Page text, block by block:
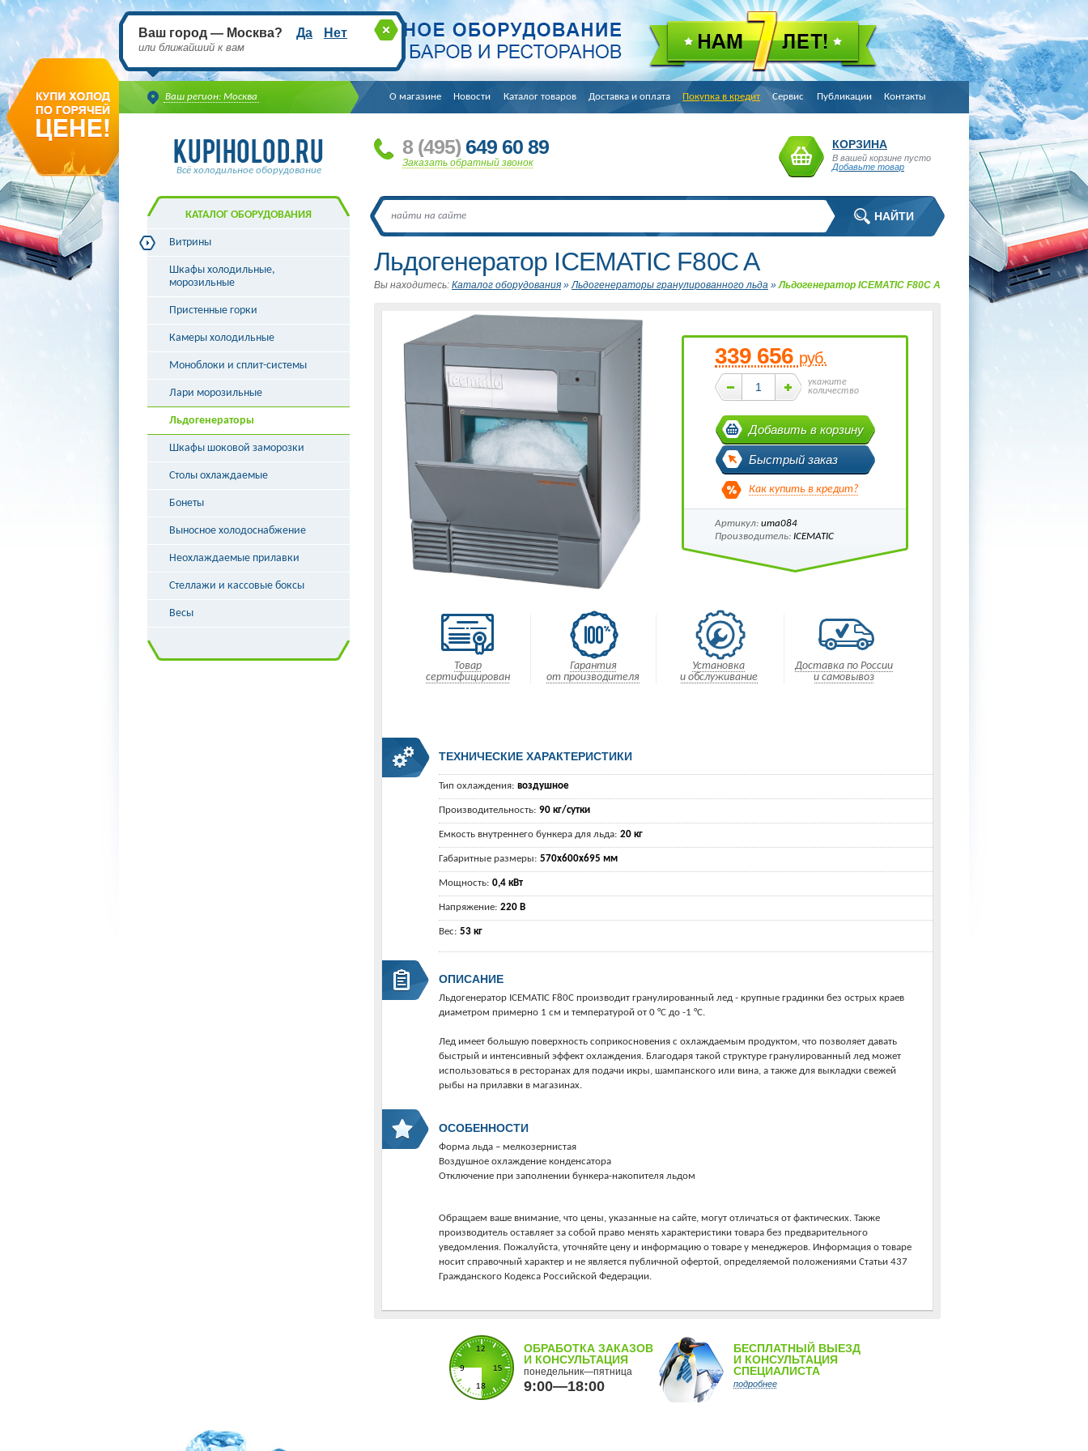
Ваш регион: Москва
Ваш город — Москва? Да Нет
или ближайший к вам
О магазине Новости Каталог товаров Доставка и оплата Покупка в кредит Сервис Публикации Контакты
Всё холодильное оборудование
8 (495) 649 60 89
Заказать обратный звонок
КОРЗИНА
В вашей корзине пусто
Добавьте товар
Льдогенератор ICEMATIC F80C A
Вы находитесь: Каталог оборудования »Льдогенераторы гранулированного льда »Льдогенератор ICEMATIC F80C A
339 656 руб.
укажите
количество
Добавить в корзину
Быстрый заказ
Как купить в кредит?
Артикул: ита084
Производитель: ICEMATIC
Товар
сертифицирован
Гарантия
от производителя
Установка
и обслуживание
Доставка по России
и самовывоз
ТЕХНИЧЕСКИЕ ХАРАКТЕРИСТИКИ
Тип охлаждения: воздушное
Производительность: 90 кг/сутки
Емкость внутреннего бункера для льда: 20 кг
Габаритные размеры: 570х600х695 мм
Мощность: 0,4 кВт
Напряжение: 220 В
Вес: 53 кг
ОПИСАНИЕ
Льдогенератор ICEMATIC F80С производит гранулированный лед - крупные градинки без острых краев
диаметром примерно 1 см и температурой от 0 °С до -1 °С.
Лед имеет большую поверхность соприкосновения с охлаждаемым продуктом, что позволяет давать
быстрый и интенсивный эффект охлаждения. Благодаря такой структуре гранулированный лед может
использоваться в ресторанах для подачи икры, шампанского или вина, а также для выкладки свежей
рыбы на прилавки в магазинах.
ОСОБЕННОСТИ
Форма льда – мелкозернистая
Воздушное охлаждение конденсатора
Отключение при заполнении бункера-накопителя льдом
Обращаем ваше внимание, что цены, указанные на сайте, могут отличаться от фактических. Также
производитель оставляет за собой право менять характеристики товара без предварительного
уведомления. Пожалуйста, уточняйте цену и информацию о товаре у менеджеров. Информация о товаре
носит справочный характер и не является публичной офертой, определяемой положениями Статьи 437
Гражданского Кодекса Российской Федерации.
ОБРАБОТКА ЗАКАЗОВ
И КОНСУЛЬТАЦИЯ
понедельник—пятница
9:00—18:00
БЕСПЛАТНЫЙ ВЫЕЗД
И КОНСУЛЬТАЦИЯ
СПЕЦИАЛИСТА
подробнее
КАТАЛОГ ОБОРУДОВАНИЯ
Витрины
Витрины холодильные
Витрины морозильные
Витрины кондитерские
Витрины угловые
Витрины «рыба на льду»
Шкафы холодильные,
морозильные
Пристенные горки
Камеры холодильные
Моноблоки и сплит-системы
Лари морозильные
Льдогенераторы
Шкафы шоковой заморозки
Столы охлаждаемые
Бонеты
Выносное холодоснабжение
Неохлаждаемые прилавки
Стеллажи и кассовые боксы
Весы